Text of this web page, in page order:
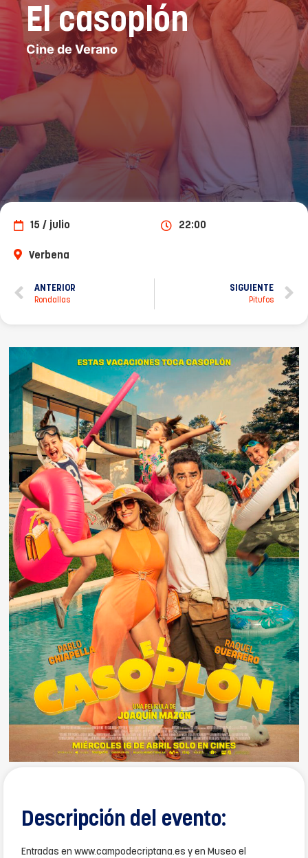
El casoplón
Cine de Verano
15 / julio 22:00
Verbena
ANTERIOR
Rondallas
SIGUIENTE
Pitufos
Descripción del evento:
Entradas en www.campodecriptana.es y en Museo el